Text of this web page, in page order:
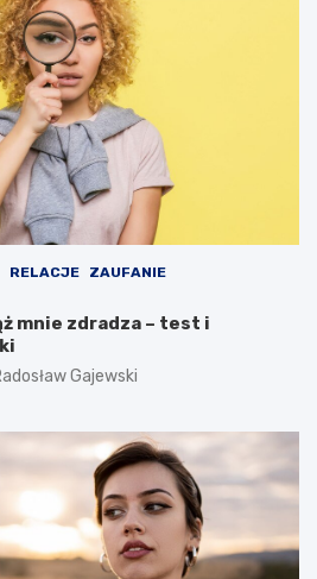
RELACJE
ZAUFANIE
mnie zdradza – test i
Gajewski